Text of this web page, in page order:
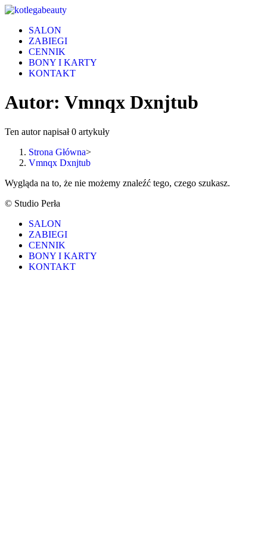
Skip
contentSALON
ZABIEGI
CENNIK
BONY I KARTY
KONTAKT
Autor: Vmnqx Dxnjtub
Ten autor napisał 0 artykuły
Strona Główna>
Vmnqx Dxnjtub
Wygląda na to, że nie możemy znaleźć tego, czego szukasz.
© Studio Perła
SALON
ZABIEGI
CENNIK
BONY I KARTY
KONTAKT